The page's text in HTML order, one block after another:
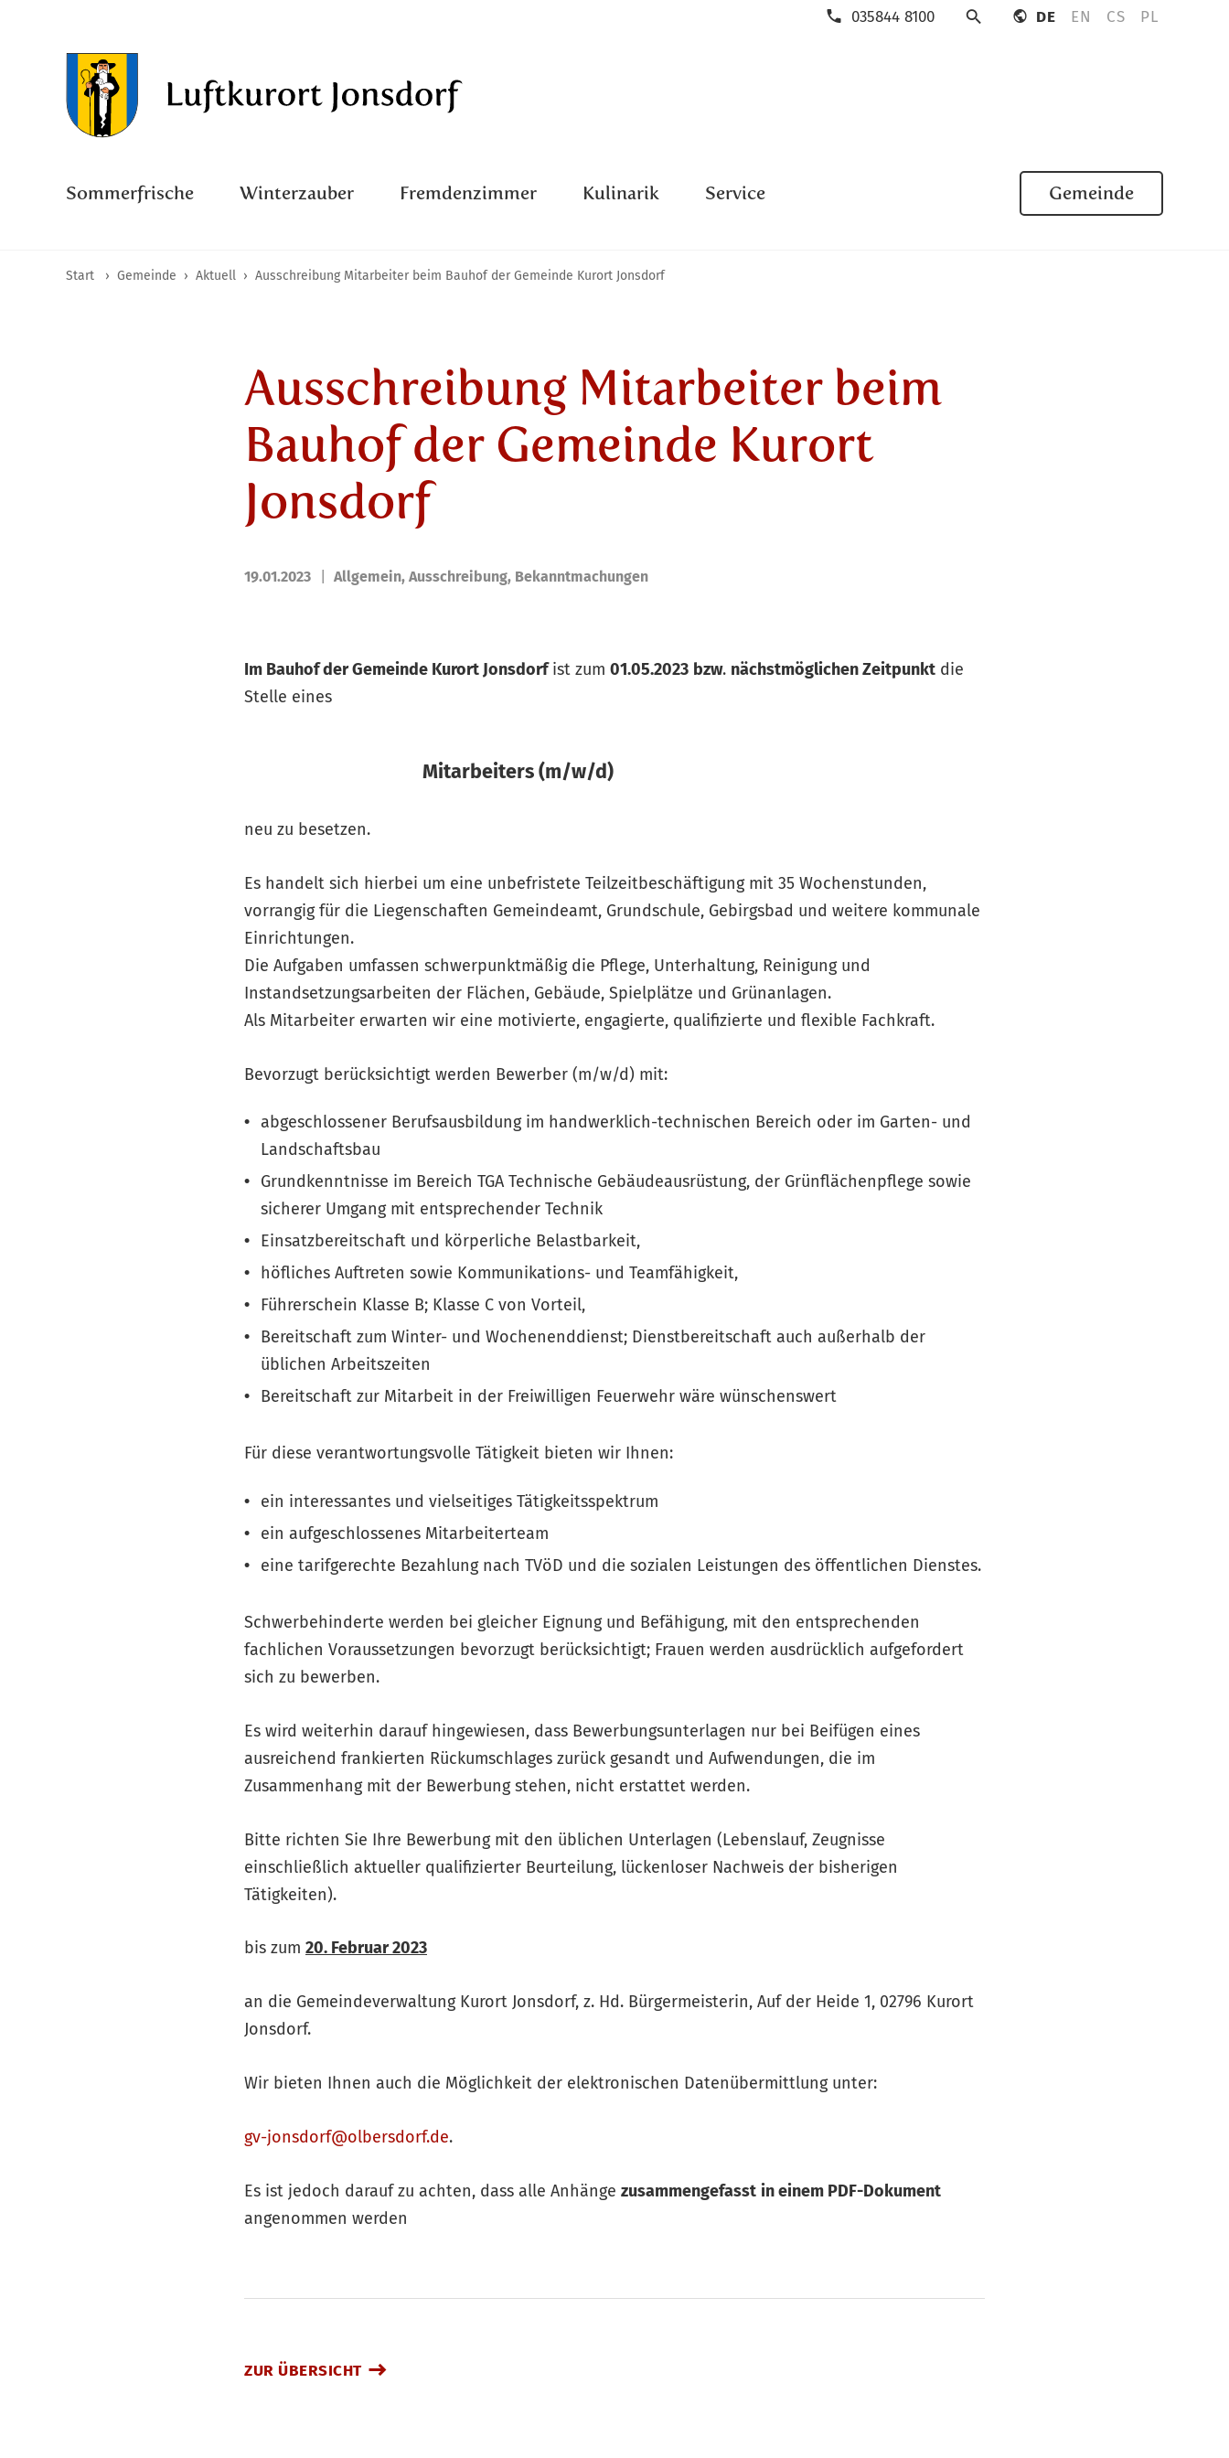
035844 8100 DE EN CS PL
Sommerfrische Winterzauber Fremdenzimmer Kulinarik Service Gemeinde
Start › Gemeinde › Aktuell › Ausschreibung Mitarbeiter beim Bauhof der Gemeinde Kurort Jonsdorf
Ausschreibung Mitarbeiter beim
Bauhof der Gemeinde Kurort
Jonsdorf
19.01.2023 Allgemein, Ausschreibung, Bekanntmachungen
Im Bauhof der Gemeinde Kurort Jonsdorfist zum 01.05.2023 bzw. nächstmöglichen Zeitpunkt die
Stelle eines
Mitarbeiters (m/w/d)
neu zu besetzen.
Es handelt sich hierbei um eine unbefristete Teilzeitbeschäftigung mit 35 Wochenstunden,
vorrangig für die Liegenschaften Gemeindeamt, Grundschule, Gebirgsbad und weitere kommunale
Einrichtungen.
Die Aufgaben umfassen schwerpunktmäßig die Pflege, Unterhaltung, Reinigung und
Instandsetzungsarbeiten der Flächen, Gebäude, Spielplätze und Grünanlagen.
Als Mitarbeiter erwarten wir eine motivierte, engagierte, qualifizierte und flexible Fachkraft.
Bevorzugt berücksichtigt werden Bewerber (m/w/d) mit:
abgeschlossener Berufsausbildung im handwerklich-technischen Bereich oder im Garten- und
Landschaftsbau
Grundkenntnisse im Bereich TGA Technische Gebäudeausrüstung, der Grünflächenpflege sowie
sicherer Umgang mit entsprechender Technik
Einsatzbereitschaft und körperliche Belastbarkeit,
höfliches Auftreten sowie Kommunikations- und Teamfähigkeit,
Führerschein Klasse B; Klasse C von Vorteil,
Bereitschaft zum Winter- und Wochenenddienst; Dienstbereitschaft auch außerhalb der
üblichen Arbeitszeiten
Bereitschaft zur Mitarbeit in der Freiwilligen Feuerwehr wäre wünschenswert
Für diese verantwortungsvolle Tätigkeit bieten wir Ihnen:
ein interessantes und vielseitiges Tätigkeitsspektrum
ein aufgeschlossenes Mitarbeiterteam
eine tarifgerechte Bezahlung nach TVöD und die sozialen Leistungen des öffentlichen Dienstes.
Schwerbehinderte werden bei gleicher Eignung und Befähigung, mit den entsprechenden
fachlichen Voraussetzungen bevorzugt berücksichtigt; Frauen werden ausdrücklich aufgefordert
sich zu bewerben.
Es wird weiterhin darauf hingewiesen, dass Bewerbungsunterlagen nur bei Beifügen eines
ausreichend frankierten Rückumschlages zurück gesandt und Aufwendungen, die im
Zusammenhang mit der Bewerbung stehen, nicht erstattet werden.
Bitte richten Sie Ihre Bewerbung mit den üblichen Unterlagen (Lebenslauf, Zeugnisse
einschließlich aktueller qualifizierter Beurteilung, lückenloser Nachweis der bisherigen
Tätigkeiten).
bis zum 20. Februar 2023
an die Gemeindeverwaltung Kurort Jonsdorf, z. Hd. Bürgermeisterin, Auf der Heide 1, 02796 Kurort
Jonsdorf.
Wir bieten Ihnen auch die Möglichkeit der elektronischen Datenübermittlung unter:
gv-jonsdorf@olbersdorf.de.
Es ist jedoch darauf zu achten, dass alle Anhänge zusammengefasst in einem PDF-Dokument
angenommen werden
ZUR ÜBERSICHT